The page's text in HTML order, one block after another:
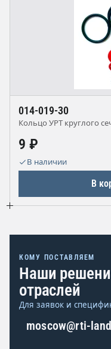
014-019-30
Кольцо УРТ круглого
9 ₽
В наличии
В
КОМУ ПОСТАВЛЯЕМ
Наши
отраслей
Для заявок и
moscow@rti-